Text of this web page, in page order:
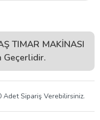
TIMAR MAKİNASI
Geçerlidir.
Adet Sipariş Verebilirsiniz.